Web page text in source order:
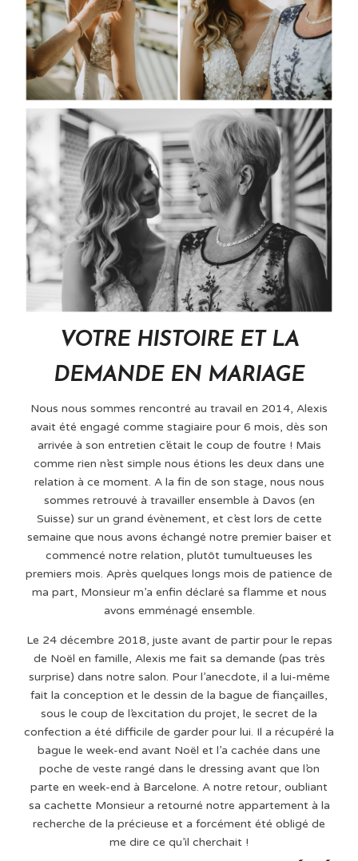
VOTRE HISTOIRE ET LA
DEMANDE EN MARIAGE
Nous nous sommes rencontré au travail en 2014, Alexis
avait été engagé comme stagiaire pour 6 mois, dès son
arrivée à son entretien c’était le coup de foutre ! Mais
comme rien n’est simple nous étions les deux dans une
relation à ce moment. A la fin de son stage, nous nous
sommes retrouvé à travailler ensemble à Davos (en
Suisse) sur un grand évènement, et c’est lors de cette
semaine que nous avons échangé notre premier baiser et
commencé notre relation, plutôt tumultueuses les
premiers mois. Après quelques longs mois de patience de
ma part, Monsieur m’a enfin déclaré sa flamme et nous
avons emménagé ensemble.
Le 24 décembre 2018, juste avant de partir pour le repas
de Noël en famille, Alexis me fait sa demande (pas très
surprise) dans notre salon. Pour l’anecdote, il a lui-même
fait la conception et le dessin de la bague de fiançailles,
sous le coup de l’excitation du projet, le secret de la
confection a été difficile de garder pour lui. Il a récupéré la
bague le week-end avant Noël et l’a cachée dans une
poche de veste rangé dans le dressing avant que l’on
parte en week-end à Barcelone. A notre retour, oubliant
sa cachette Monsieur a retourné notre appartement à la
recherche de la précieuse et a forcément été obligé de
me dire ce qu’il cherchait !